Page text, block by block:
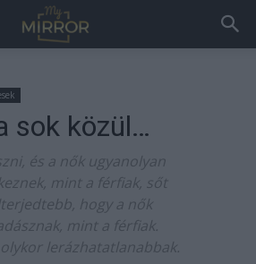
sok közül…
és a nők ugyanolyan
mint a férfiak, sőt
hogy a nők
mint a férfiak.
lerázhatatlanabbak.